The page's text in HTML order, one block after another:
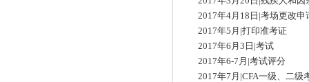
2017年4月18日|考场更改申
2017年5月|打印准考证
2017年6月3日|考试
2017年6-7月|考试评分
2017年7月|CFA一级、二级